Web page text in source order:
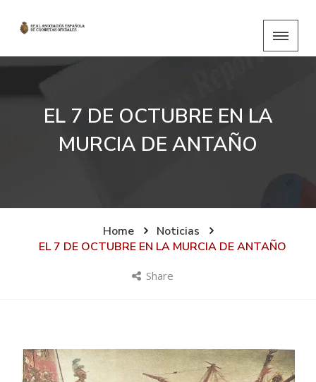
EL 7 DE OCTUBRE EN LA
MURCIA DE ANTAÑO
Home
Noticias
EL 7 DE OCTUBRE EN LA MURCIA DE ANTAÑO
Share